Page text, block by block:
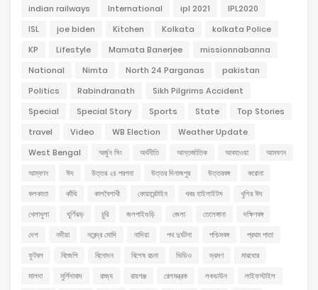
indian railways International ipl 2021
IPL2020
ISL
joe biden Kitchen Kolkata
kolkata Police
KP
Lifestyle Mamata Banerjee
missionnabanna
National
Nimta North 24 Parganas
pakistan
Politics
Rabindranath
Sikh Pilgrims Accident
Special
Special Story Sports State
Top Stories
travel
Video WB Election
Weather Update
West Bengal
অর্জুন সিং অর্থনীতি আন্তর্জাতিক আবহাওয়া
আমফান
আম্ফান
ঈদ উত্তর ২৪ পরগনা উত্তর দিনাজপুর উত্তরবঙ্গ
করোনা
কলকাতা
কাঁথি কালবৈশাখী কোয়ারেন্টাইন খবর হাইলাইটস
খুশির ঈদ
খেলাধুলা
ঘূর্ণিঝড় চুরি জলপাইগুড়ি জেলা তেলেঙ্গানা
দক্ষিণবঙ্গ
দেশ
নদীয়া নরেন্দ্র মোদি নাদিয়া পথ দুর্ঘটনা পশ্চিমবঙ্গ
প্রথম পাতা
ফুটবল
বিজেপি বিনোদন বিশেষ রচনা ভিডিও ভ্রমণ
মারধোর
মালদা
মুর্শিদাবাদ রাজ্য রায়গঞ্জ রেলমন্ত্রক লকডাউন
লাইফস্টাইল